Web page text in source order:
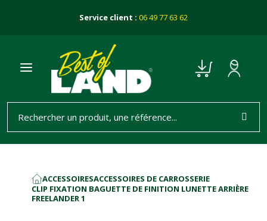
Service client : 06 49 77 63 62
ACCUEIL
ACCESSOIRESACCESSOIRES DE CARROSSERIE
CLIP FIXATION BAGUETTE DE FINITION LUNETTE ARRIÈRE
FREELANDER 1